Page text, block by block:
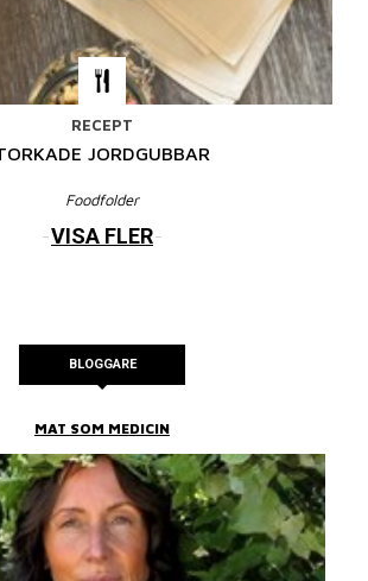
RECEPT
JORDGUBBAR
Foodfolder
VISA FLER
BLOGGARE
MAT SOM MEDICIN